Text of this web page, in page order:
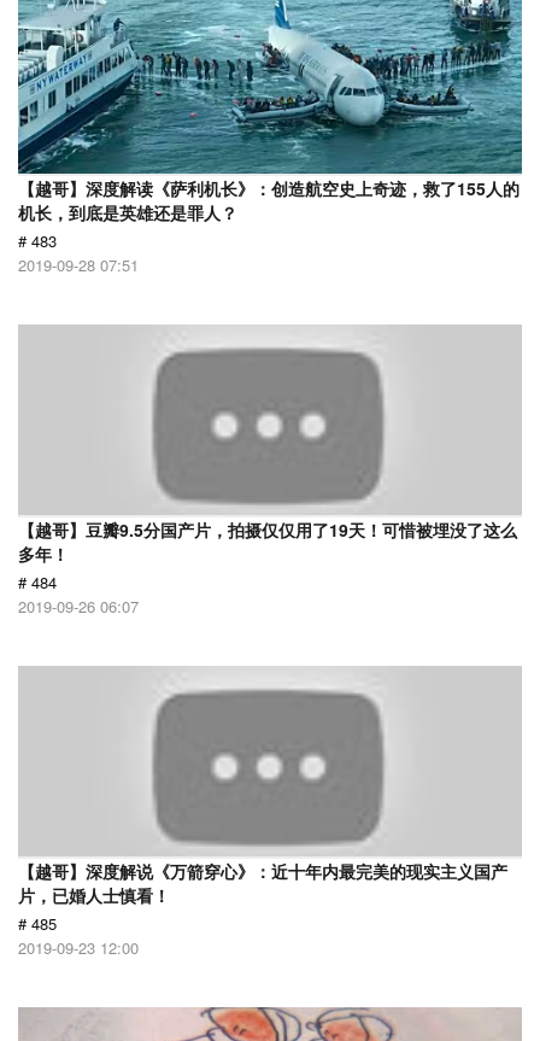
【越哥】深度解读《萨利机长》：创造航空史上奇迹，救了155人的
机长，到底是英雄还是罪人？
# 483
2019-09-28 07:51
【越哥】豆瓣9.5分国产片，拍摄仅仅用了19天！可惜被埋没了这么
多年！
# 484
2019-09-26 06:07
【越哥】深度解说《万箭穿心》：近十年内最完美的现实主义国产
片，已婚人士慎看！
# 485
2019-09-23 12:00